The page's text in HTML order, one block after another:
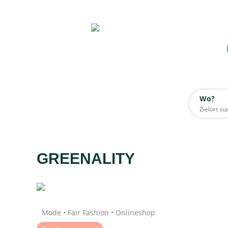
Wo?
Wo?
Daten werden geladen
GREENALITY
Mode • Fair Fashion • Onlineshop